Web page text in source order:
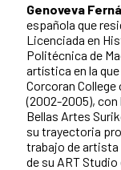
Genoveva
española que
Licenciada en
Politécnica de
artística en la
Corcoran College
(2002-2005),
Bellas Artes
su trayectoria
trabajo de artista
de su ART